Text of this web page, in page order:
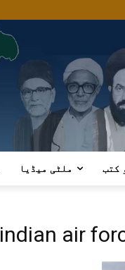
کتب ملٹی میڈیا
indian air